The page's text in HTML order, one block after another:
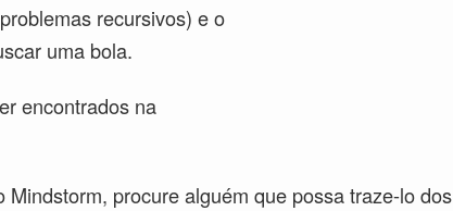
recursivos) e o
uma bola.
encontrados na
procure alguém que possa traze-lo dos